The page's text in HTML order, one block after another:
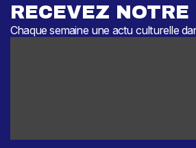
RECEVEZ
Chaque semaine une actu culturelle